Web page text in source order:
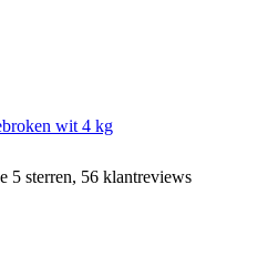
wit 4 kg
5 sterren, 56 klantreviews